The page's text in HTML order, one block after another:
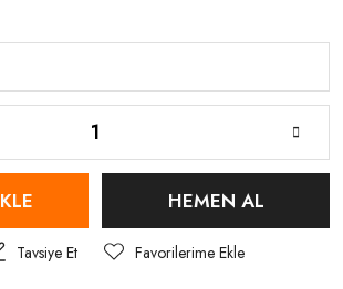
HEMEN AL
Tavsiye Et